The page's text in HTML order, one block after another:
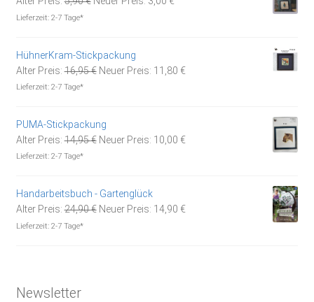
Lieferzeit: 2-7 Tage*
HühnerKram-Stickpackung
Alter Preis: 16,95€ Ursprünglicher
Neuer Preis: 11,80 €Aktueller
Lieferzeit: 2-7 Tage*
PUMA-Stickpackung
Alter Preis: 14,95€ Ursprünglicher
Neuer Preis: 10,00 €Aktueller
Lieferzeit: 2-7 Tage*
Handarbeitsbuch - Gartenglück
Alter Preis: 24,90€ Ursprünglicher
Neuer Preis: 14,90 €Aktueller
Lieferzeit: 2-7 Tage*
Newsletter